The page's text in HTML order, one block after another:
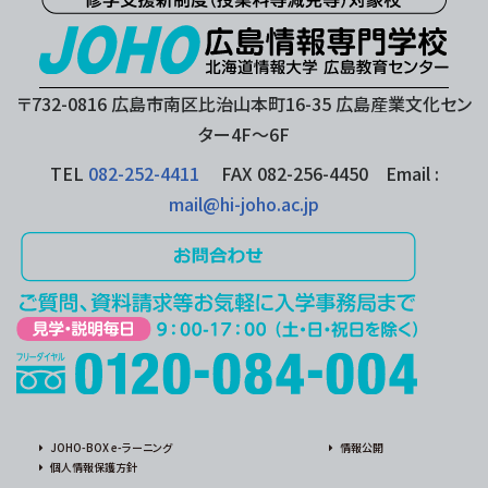
〒732-0816 広島市南区比治山本町16-35 広島産業文化セン
ター4F〜6F
TEL 082-252-4411 FAX 082-256-4450 Email :
mail@hi-joho.ac.jp
JOHO-BOX e-ラーニング
個人情報保護方針
情報公開